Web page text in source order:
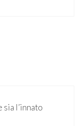
sia l’innato